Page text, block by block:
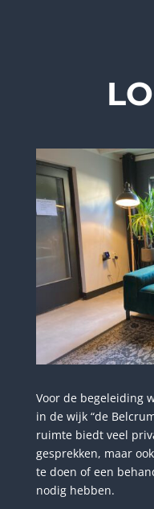
Voor de begeleiding
in de wijk “de
ruimte biedt veel
gesprekken, maar
te doen of een
nodig hebben.